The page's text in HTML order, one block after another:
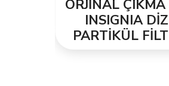
ORJİNAL
INSIGNIA
PARTİKÜL